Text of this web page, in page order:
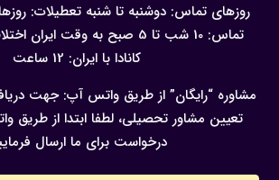
روزهای تماس: دوشنبه تا شنبه تعطیلات:
تماس: 10 شب تا 5 صبح به وقت ایران
کانادا با ایران: 12 ساعت
مشاوره “رایگان” از طریق واتس آپ: جهت
تعیین مشاور تحصیلی، لطفا ابتدا از طریق
درخواست برای ما ارسال